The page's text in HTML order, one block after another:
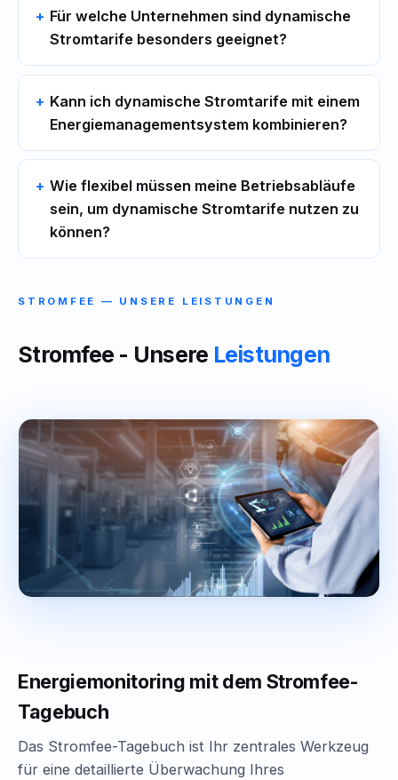
Für welche Unternehmen sind dynamische
Stromtarife besonders geeignet?
Kann ich dynamische Stromtarife mit einem
Energiemanagementsystem kombinieren?
Wie flexibel müssen meine Betriebsabläufe
sein, um dynamische Stromtarife nutzen zu
können?
STROMFEE — UNSERE LEISTUNGEN
Stromfee - Unsere Leistungen
Energiemonitoring mit dem Stromfee-
Tagebuch
Das Stromfee-Tagebuch ist Ihr zentrales Werkzeug
für eine detaillierte Überwachung Ihres